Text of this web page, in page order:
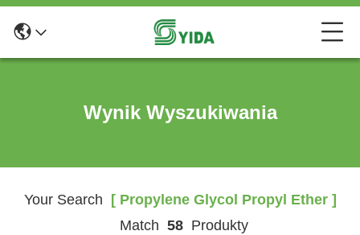
Wynik Wyszukiwania
Your Search [ Propylene Glycol Propyl Ether ]
Match 58 Produkty